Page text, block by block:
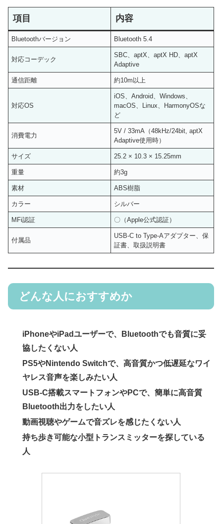
項目 内容
Bluetoothバージョン Bluetooth 5.4
対応コーデック
SBC、aptX、aptX HD、aptX
Adaptive
通信距離 約10m以上
対応OS
iOS、Android、Windows、
macOS、Linux、HarmonyOSな
ど
消費電力
5V / 33mA（48kHz/24bit, aptX
Adaptive使用時）
サイズ 25.2 × 10.3 × 15.25mm
重量 約3g
素材 ABS樹脂
カラー シルバー
MFi認証 〇（Apple公式認証）
付属品
USB-C to Type-Aアダプター、保
証書、取扱説明書
どんな人におすすめか
iPhoneやiPadユーザーで、Bluetoothでも音質に妥
協したくない人
PS5やNintendo Switchで、高音質かつ低遅延なワイ
ヤレス音声を楽しみたい人
USB-C搭載スマートフォンやPCで、簡単に高音質
Bluetooth出力をしたい人
動画視聴やゲームで音ズレを感じたくない人
持ち歩き可能な小型トランスミッターを探している
人